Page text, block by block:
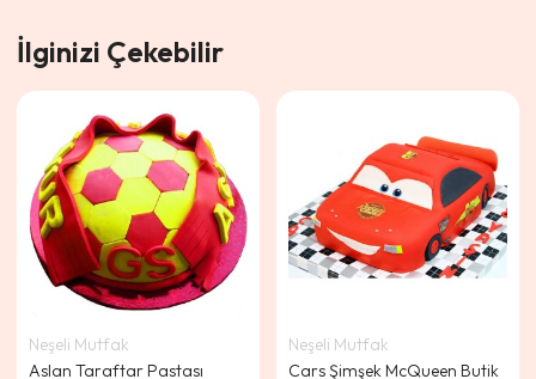
İlginizi Çekebilir
Neşeli Mutfak
Aslan Taraftar Pastası
Neşeli Mutfak
Cars Şimşek McQueen Butik